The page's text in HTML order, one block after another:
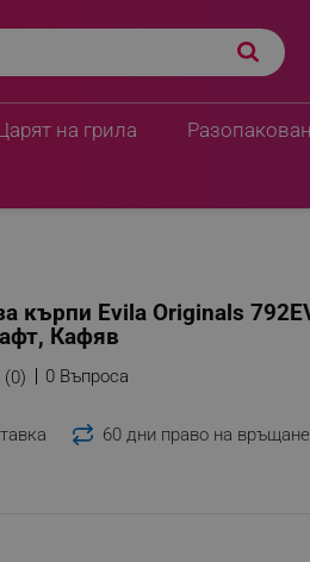
на грила
кърпи Evila Originals
Кафяв
(0) 0 Въпроса
60 дни право на връщане